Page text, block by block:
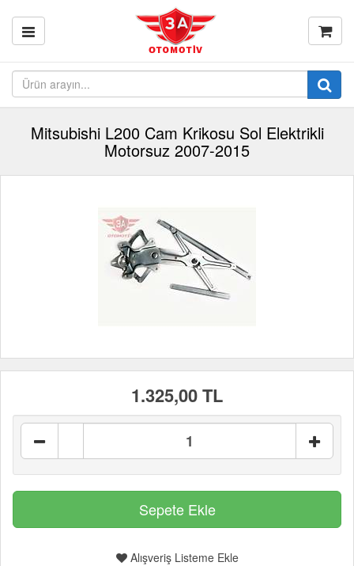
Mitsubishi L200 Cam Krikosu Sol Elektrikli
Motorsuz 2007-2015
1.325,00 TL
Alışveriş Listeme Ekle